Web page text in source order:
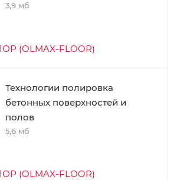
3,9 мб
(OLMAX-FLOOR)
Технологии полировка
бетонных поверхностей и
полов
5,6 мб
(OLMAX-FLOOR)